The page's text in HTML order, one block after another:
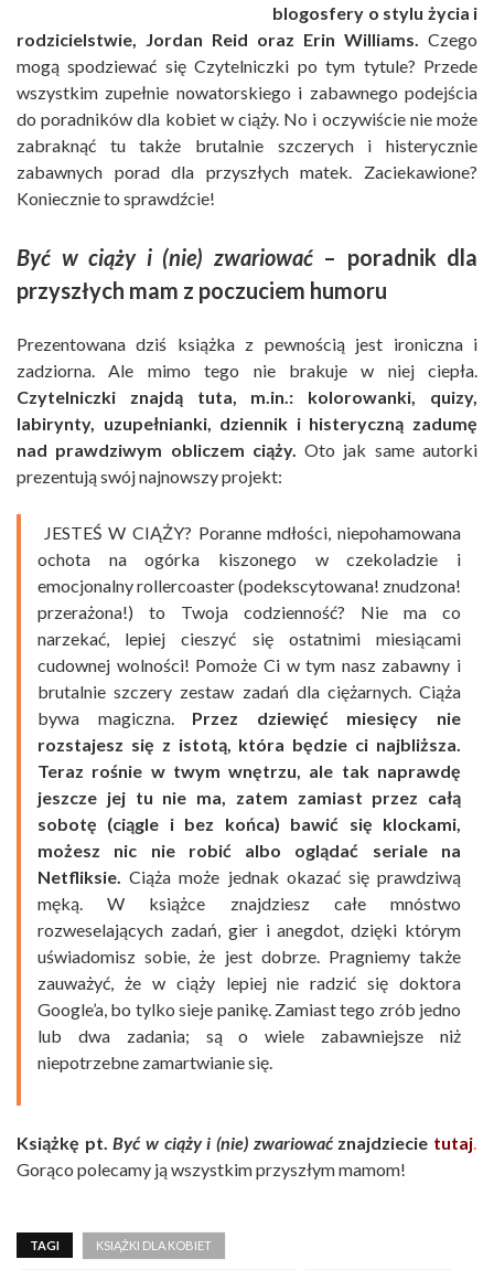
blogosfery o stylu życia i
rodzicielstwie, Jordan Reid oraz Erin Williams. Czego
mogą spodziewać się Czytelniczki po tym tytule? Przede
wszystkim zupełnie nowatorskiego i zabawnego podejścia
do poradników dla kobiet w ciąży. No i oczywiście nie może
zabraknąć tu także brutalnie szczerych i histerycznie
zabawnych porad dla przyszłych matek. Zaciekawione?
Koniecznie to sprawdźcie!
Być w ciąży i (nie) zwariować– poradnik dla
przyszłych mam z poczuciem humoru
Prezentowana dziś książka z pewnością jest ironiczna i
zadziorna. Ale mimo tego nie brakuje w niej ciepła.
Czytelniczki znajdą tuta, m.in.: kolorowanki, quizy,
labirynty, uzupełnianki, dziennik i histeryczną zadumę
nad prawdziwym obliczem ciąży. Oto jak same autorki
prezentują swój najnowszy projekt:
JESTEŚ W CIĄŻY? Poranne mdłości, niepohamowana
ochota na ogórka kiszonego w czekoladzie i
emocjonalny rollercoaster (podekscytowana! znudzona!
przerażona!) to Twoja codzienność? Nie ma co
narzekać, lepiej cieszyć się ostatnimi miesiącami
cudownej wolności! Pomoże Ci w tym nasz zabawny i
brutalnie szczery zestaw zadań dla ciężarnych. Ciąża
bywa magiczna. Przez dziewięć miesięcy nie
rozstajesz się z istotą, która będzie ci najbliższa.
Teraz rośnie w twym wnętrzu, ale tak naprawdę
jeszcze jej tu nie ma, zatem zamiast przez całą
sobotę (ciągle i bez końca) bawić się klockami,
możesz nic nie robić albo oglądać seriale na
Netfliksie. Ciąża może jednak okazać się prawdziwą
męką. W książce znajdziesz całe mnóstwo
rozweselających zadań, gier i anegdot, dzięki którym
uświadomisz sobie, że jest dobrze. Pragniemy także
zauważyć, że w ciąży lepiej nie radzić się doktora
Google’a, bo tylko sieje panikę. Zamiast tego zrób jedno
lub dwa zadania; są o wiele zabawniejsze niż
niepotrzebne zamartwianie się.
Książkę pt.Być w ciąży i (nie) zwariowaćznajdziecie tutaj.
Gorąco polecamy ją wszystkim przyszłym mamom!
TAGI KSIĄŻKI DLA KOBIET